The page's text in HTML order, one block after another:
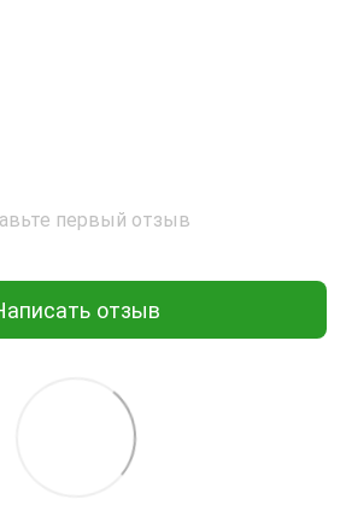
первый отзыв
отзыв